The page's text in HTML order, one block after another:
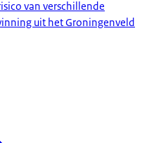
van verschillende
uit het Groningenveld